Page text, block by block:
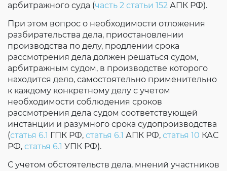
арбитражного суда (часть 2 статьи 152 АПК РФ).
При этом вопрос о необходимости отложения
разбирательства дела, приостановлении
производства по делу, продлении срока
рассмотрения дела должен решаться судом,
арбитражным судом, в производстве которого
находится дело, самостоятельно применительно
к каждому конкретному делу с учетом
необходимости соблюдения сроков
рассмотрения дела судом соответствующей
инстанции и разумного срока судопроизводства
(статья 6.1 ГПК РФ, статья 6.1 АПК РФ, статья 10 КАС
РФ, статья 6.1 УПК РФ).
С учетом обстоятельств дела, мнений участников